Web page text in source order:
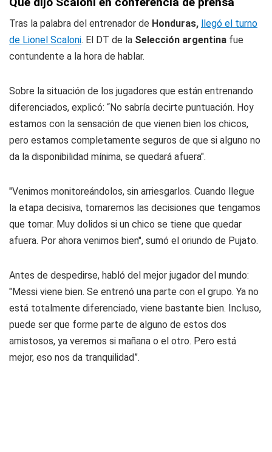
Tras la palabra del entrenador de Honduras, llegó el turno
de Lionel Scaloni. El DT de la Selección argentina fue
contundente a la hora de hablar.
Sobre la situación de los jugadores que están entrenando
diferenciados, explicó: “No sabría decirte puntuación. Hoy
estamos con la sensación de que vienen bien los chicos,
pero estamos completamente seguros de que si alguno no
da la disponibilidad mínima, se quedará afuera".
"Venimos monitoreándolos, sin arriesgarlos. Cuando llegue
la etapa decisiva, tomaremos las decisiones que tengamos
que tomar. Muy dolidos si un chico se tiene que quedar
afuera. Por ahora venimos bien", sumó el oriundo de Pujato.
Antes de despedirse, habló del mejor jugador del mundo:
"Messi viene bien. Se entrenó una parte con el grupo. Ya no
está totalmente diferenciado, viene bastante bien. Incluso,
puede ser que forme parte de alguno de estos dos
amistosos, ya veremos si mañana o el otro. Pero está
mejor, eso nos da tranquilidad”.